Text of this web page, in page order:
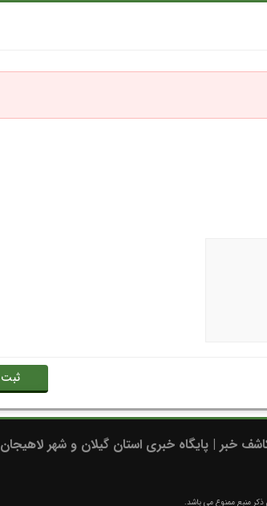
خبر | پایگاه خبری استان گیلان و شهر لاهیجان
منبع ممنوع می باشد.